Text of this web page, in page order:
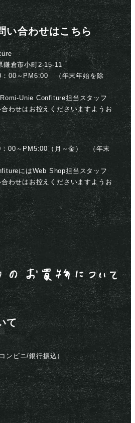
い合わせはこちら
倉市小町2-15-11
00～PM6:00 （年末年始を除
Unie Confiture担当スタッフ
わせはお控えくださいますようお
00～PM5:00（月～金） （年末
にはWeb Shop担当スタッフ
わせはお控えくださいますようお
て
ンビニ/銀行振込）